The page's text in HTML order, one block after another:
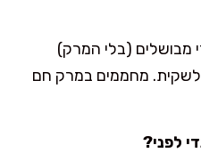
מבושלים (בלי המרק)
מחממים במרק חם
לפני?